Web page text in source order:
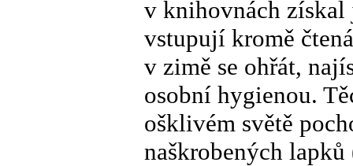
v knihovnách získal
vstupují kromě
v zimě se ohřát,
osobní hygienou.
ošklivém světě
naškrobených